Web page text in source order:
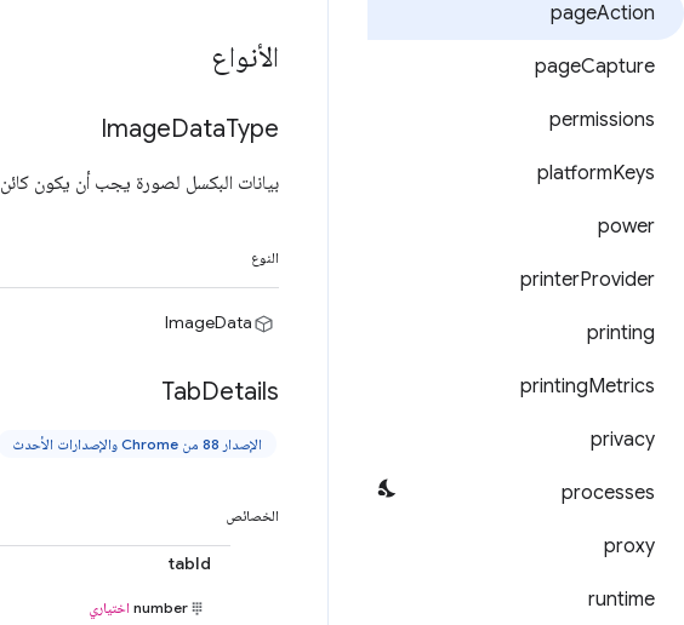
pageAction
pageCapture
permissions
platformKeys
power
printerProvider
printing
printingMetrics
privacy
processes
proxy
runtime
الأنواع
ImageDataType
بيانات البكسل لصورة يجب أن يكون كائن ImageData (على سبيل المثال، من عنصر
النوع
ImageData
TabDetails
الإصدار 88 من Chrome والإصدارات الأحدث
الخصائص
tabId
number اختياري